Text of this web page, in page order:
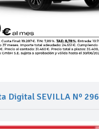
Digital SEVILLA Nº 296